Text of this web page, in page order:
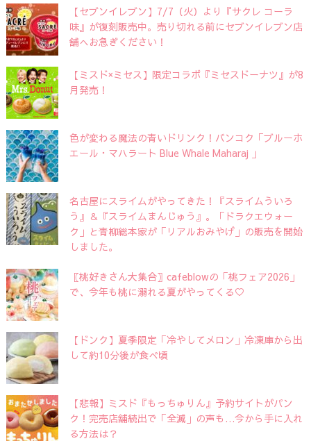
【セブンイレブン】7/7（火）より『サクレ コーラ
味』が復刻販売中。売り切れる前にセブンイレブン店
舗へお急ぎください！
【ミスド×ミセス】限定コラボ『ミセスドーナツ』が8
月発売！
色が変わる魔法の青いドリンク！バンコク「ブルーホ
エール・マハラート Blue Whale Maharaj 」
名古屋にスライムがやってきた！『スライムういろ
う』＆『スライムまんじゅう』。「ドラクエウォー
ク」と青柳総本家が「リアルおみやげ」の販売を開始
しました。
〖桃好きさん大集合〗cafeblowの「桃フェア2026」
で、今年も桃に溺れる夏がやってくる♡
【ドンク】夏季限定「冷やしてメロン」冷凍庫から出
して約10分後が食べ頃
【悲報】ミスド『もっちゅりん』予約サイトがパン
ク！完売店舗続出で「全滅」の声も…今から手に入れ
る方法は？